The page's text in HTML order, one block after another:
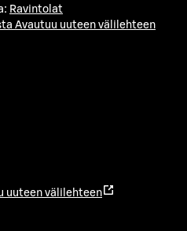
Ravintolat
Avautuu uuteen välilehteen
uuteen välilehteen